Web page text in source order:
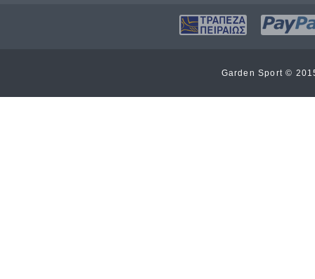
Garden Sport ©